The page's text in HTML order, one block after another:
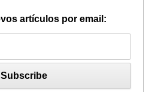
artículos por email: